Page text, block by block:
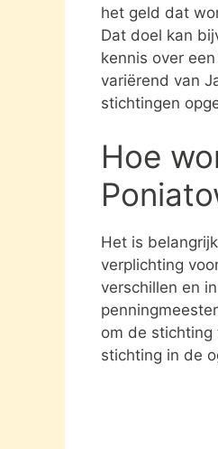
het geld dat
Dat doel kan
kennis over
variërend van
stichtingen
Hoe
Het is
verplichting
verschillen en
om de stichting
stichting in de